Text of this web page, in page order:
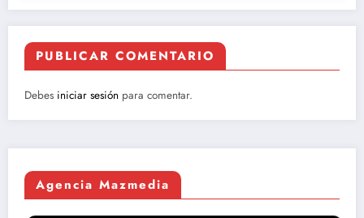
PUBLICAR COMENTARIO
Debes iniciar sesión para comentar.
Agencia Mazmedia